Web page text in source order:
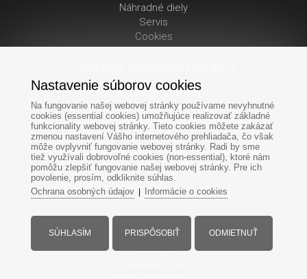
Náhradné diely
Servis
Cookies
Ochrana osobných údajov
Ochrana osobných údajov - strážny pes
Ochrana osobných údajov - registrácia
Ochrana osobných údajov - marketing
Ochrana osobných údajov - dotaznik spokojnosti
Ochrana osobných údajov - ads
E-Shop
Kachle
Komíny
Nastavenie súborov cookies
Na fungovanie našej webovej stránky používame nevyhnutné
cookies (essential cookies) umožňujúce realizovať základné
funkcionality webovej stránky. Tieto cookies môžete zakázať
zmenou nastavení Vášho internetového prehliadača, čo však
môže ovplyvniť fungovanie webovej stránky. Radi by sme
tiež využívali dobrovoľné cookies (non-essential), ktoré nám
pomôžu zlepšiť fungovanie našej webovej stránky. Pre ich
povolenie, prosím, odkliknite súhlas.
Ochrana osobných údajov| Informácie o cookies
SÚHLASÍM PRISPÔSOBIŤ ODMIETNUŤ